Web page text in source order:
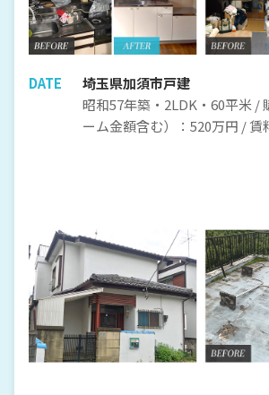
DATE
埼玉県加須市戸建
昭和57年築・2LDK・60平米 /
ーム金額含む）：520万円 / 賃